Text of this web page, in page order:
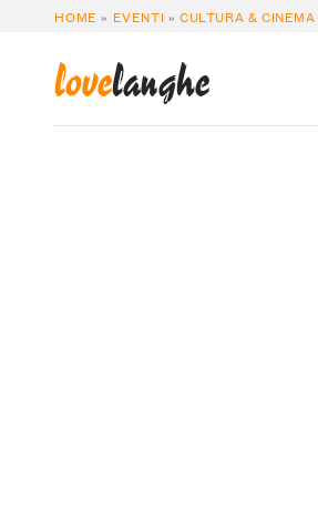
HOME » EVENTI »CULTURA & CINEMA
lovelanghe